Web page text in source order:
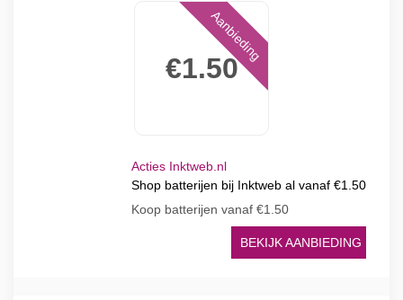
€1.50
Aanbieding
Acties Inktweb.nl
Shop batterijen bij Inktweb al vanaf €1.50
Koop batterijen vanaf €1.50
BEKIJK AANBIEDING